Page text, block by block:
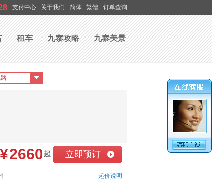
支付中心 关于我们 简体 繁體 订单查询
租车 九寨攻略 九寨美景
¥2660 起 立即预订
起价说明